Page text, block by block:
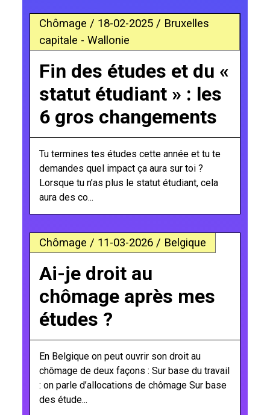
Chômage / 18-02-2025 / Bruxelles
capitale - Wallonie
Fin des études et du «
statut étudiant » : les
6 gros changements
Tu termines tes études cette année et tu te
demandes quel impact ça aura sur toi ?
Lorsque tu n’as plus le statut étudiant, cela
aura des co...
Chômage / 11-03-2026 / Belgique
Ai-je droit au
chômage après mes
études ?
En Belgique on peut ouvrir son droit au
chômage de deux façons : Sur base du travail
: on parle d’allocations de chômage Sur base
des étude...